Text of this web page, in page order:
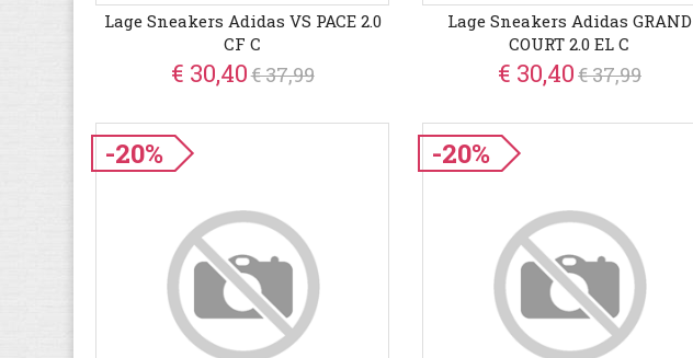
Lage Sneakers Adidas VS PACE 2.0
CF C
€ 30,40€ 37,99
Lage Sneakers Adidas GRAND
COURT 2.0 EL C
€ 30,40€ 37,99
-20% -20%